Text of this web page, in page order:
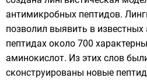
антимикробных пептидов.
позволил выявить в
пептидах около 700
аминокислот. Из этих слов
сконструированы новые